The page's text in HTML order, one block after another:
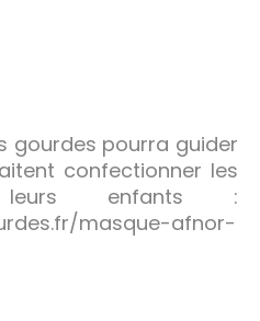
gourdes pourra guider
confectionner les
enfants :
masque-afnor-